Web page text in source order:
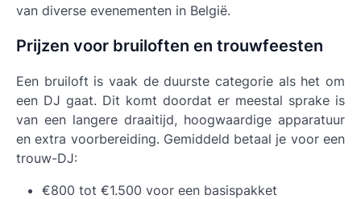
van diverse evenementen in België.
Prijzen voor bruiloften en trouwfeesten
Een bruiloft is vaak de duurste categorie als het om
een DJ gaat. Dit komt doordat er meestal sprake is
van een langere draaitijd, hoogwaardige apparatuur
en extra voorbereiding. Gemiddeld betaal je voor een
trouw-DJ:
€800 tot €1.500 voor een basispakket